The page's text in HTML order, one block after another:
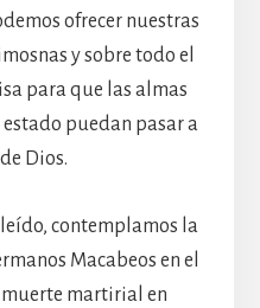
ofrecer nuestras
y sobre todo el
para que las almas
estado puedan pasar a
Dios.
leído, contemplamos la
Macabeos en el
martirial en